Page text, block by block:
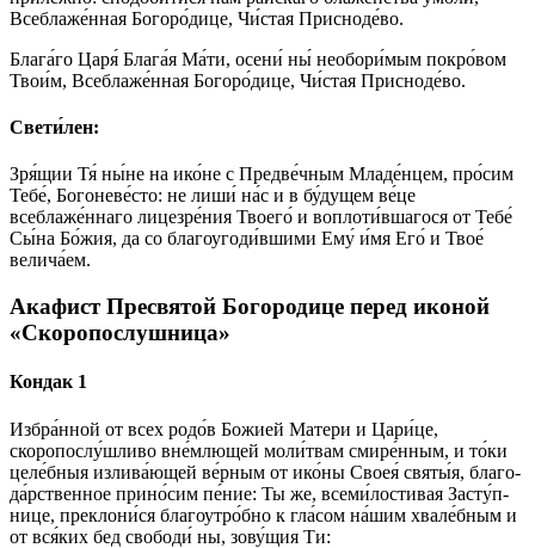
Всеблаже́нная Богоро́дице, Чи́стая Присноде́во.
Блага́го Царя́ Блага́я Ма́ти, осени́ ны́ необори́мым покро́вом
Твои́м, Всеблаже́нная Богоро́дице, Чи́стая Присноде́во.
Свети́лен:
Зря́щии Тя́ ны́не на ико́не с Предве́чным Младе́нцем, про́сим
Тебе́, Богоневе́сто: не лиши́ на́с и в бу́дущем ве́це
всеблаже́ннаго лицезре́ния Твоего́ и воплоти́вшагося от Тебе́
Сы́на Бо́жия, да со благоугоди́вшими Ему́ и́мя Его́ и Твое́
велича́ем.
Акафист Пресвятой Богородице перед иконой
«Скоропослушница»
Кондак 1
Из­бра́н­ной от всех ро­до́в Бо­жией Ма­те­ри и Ца­ри́­це,
скоропослу́шливо вне́млющей моли́твам сми­ре́н­ным, и то́­ки
це­ле́б­ныя излива́ющей ве́р­ным от ико́­ны Своея́ свя­ты́я, бла­го­
да́р­ствен­ное при­но́­сим пе́­ние: Ты же, все­ми́­лос­ти­вая За­сту́п­
ни­це, преклони́ся бла­го­утро́б­но к гла́сом на́­шим хвале́бным и
от вся́­ких бед сво­боди́ ны, зову́щия Ти: